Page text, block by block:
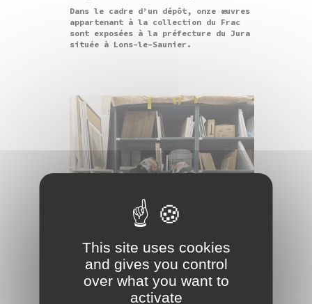
Dans le cadre d’un dépôt, onze œuvres
appartenant à la collection du Frac
sont exposées à la préfecture du Jura
située à Lons-le-Saunier.
22/01/2026
This site uses cookies
and gives you control
over what you want to
activate